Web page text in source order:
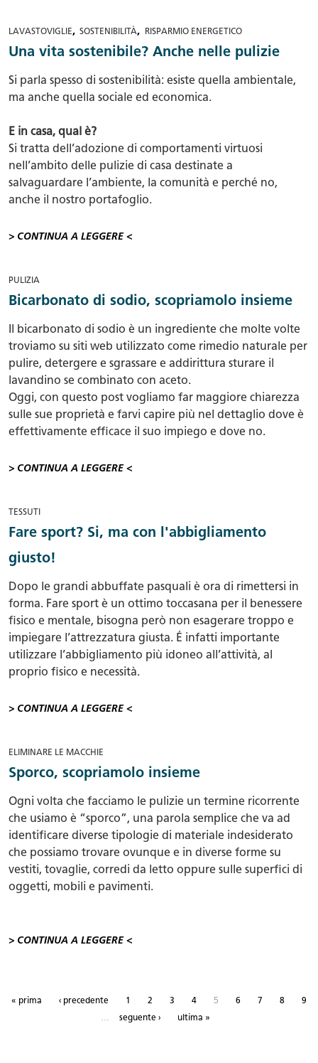
LAVASTOVIGLIE,SOSTENIBILITÀ, RISPARMIO ENERGETICO
Una vita sostenibile? Anche nelle pulizie
Si parla spesso di sostenibilità: esiste quella ambientale,
ma anche quella sociale ed economica.
E in casa, qual è?
Si tratta dell’adozione di comportamenti virtuosi
nell’ambito delle pulizie di casa destinate a
salvaguardare l’ambiente, la comunità e perché no,
anche il nostro portafoglio.
> CONTINUA A LEGGERE <
PULIZIA
Bicarbonato di sodio, scopriamolo insieme
Il bicarbonato di sodio è un ingrediente che molte volte
troviamo su siti web utilizzato come rimedio naturale per
pulire, detergere e sgrassare e addirittura sturare il
lavandino se combinato con aceto.
Oggi, con questo post vogliamo far maggiore chiarezza
sulle sue proprietà e farvi capire più nel dettaglio dove è
effettivamente efficace il suo impiego e dove no.
> CONTINUA A LEGGERE <
TESSUTI
Fare sport? Si, ma con l'abbigliamento
giusto!
Dopo le grandi abbuffate pasquali è ora di rimettersi in
forma. Fare sport è un ottimo toccasana per il benessere
fisico e mentale, bisogna però non esagerare troppo e
impiegare l’attrezzatura giusta. É infatti importante
utilizzare l’abbigliamento più idoneo all’attività, al
proprio fisico e necessità.
> CONTINUA A LEGGERE <
ELIMINARE LE MACCHIE
Sporco, scopriamolo insieme
Ogni volta che facciamo le pulizie un termine ricorrente
che usiamo è “sporco”, una parola semplice che va ad
identificare diverse tipologie di materiale indesiderato
che possiamo trovare ovunque e in diverse forme su
vestiti, tovaglie, corredi da letto oppure sulle superfici di
oggetti, mobili e pavimenti.
> CONTINUA A LEGGERE <
« prima ‹ precedente 1 2 3 4 5 6 7 8 9
… seguente › ultima »